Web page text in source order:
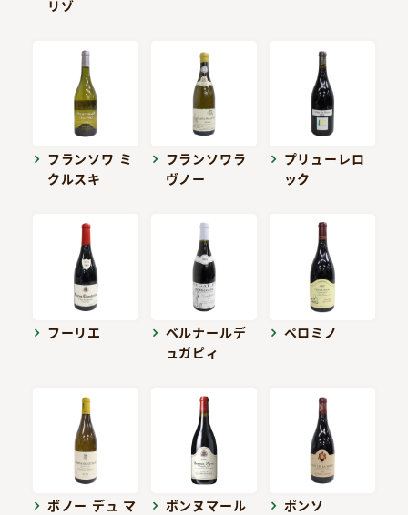
リゾ
フランソワ ミ
クルスキ
フランソワラ
ヴノー
プリューレロ
ック
フーリエ
ベルナールデ
ュガピィ
ペロミノ
ボノー デュ マ
ボンヌマール ポンソ